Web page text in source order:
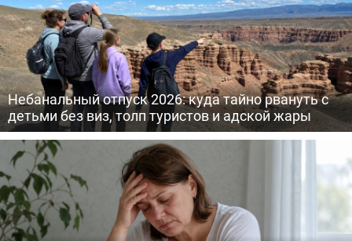
Небанальный отпуск 2026: куда тайно рвануть с
детьми без виз, толп туристов и адской жары